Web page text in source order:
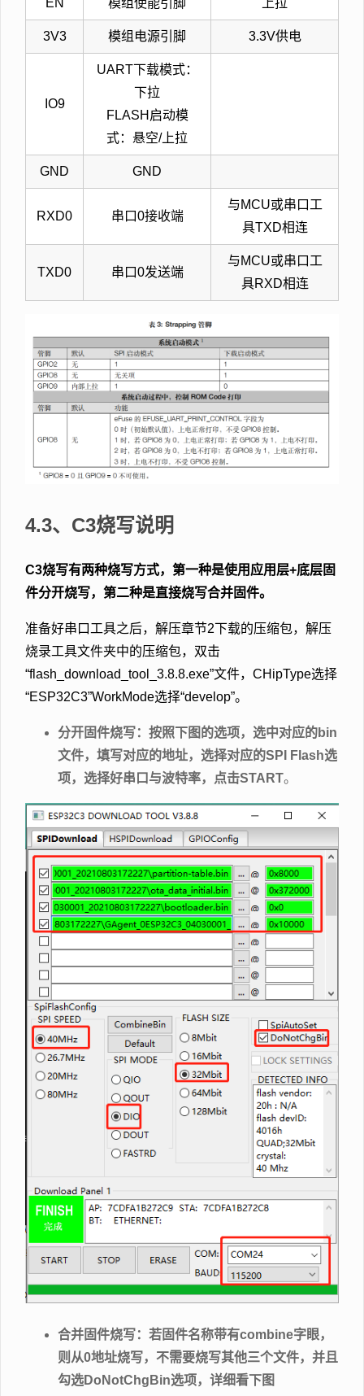
EN 模组使能引脚 上拉
3V3 模组电源引脚 3.3V供电
IO9
UART下载模式：
下拉
FLASH启动模
式：悬空/上拉
GND GND
RXD0 串口0接收端
与MCU或串口工
具TXD相连
TXD0 串口0发送端
与MCU或串口工
具RXD相连
4.3、C3烧写说明
C3烧写有两种烧写方式，第一种是使用应用层+底层固
件分开烧写，第二种是直接烧写合并固件。
准备好串口工具之后，解压章节2下载的压缩包，解压
烧录工具文件夹中的压缩包，双击
“flash_download_tool_3.8.8.exe”文件，CHipType选择
“ESP32C3”WorkMode选择“develop”。
分开固件烧写：按照下图的选项，选中对应的bin
文件，填写对应的地址，选择对应的SPI Flash选
项，选择好串口与波特率，点击START。
合并固件烧写：若固件名称带有combine字眼，
则从0地址烧写，不需要烧写其他三个文件，并且
勾选DoNotChgBin选项，详细看下图